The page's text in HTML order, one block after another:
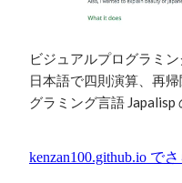
ビジュアルプログラミ
日本語で四則演算、再
グラミング言語 Japalisp
kenzan100.github.io でさ